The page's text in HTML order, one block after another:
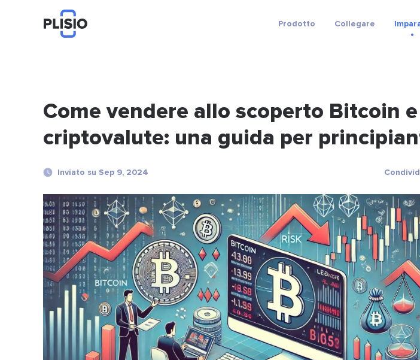
Prodotto Collegare
Come vendere allo scoperto Bitcoin
criptovalute: una guida per
Inviato su Sep 9, 2024